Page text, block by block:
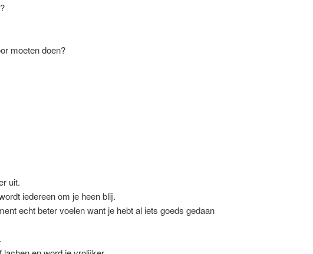
moeten doen?
uit.
iedereen om je heen blij.
echt beter voelen want je hebt al iets goeds gedaan